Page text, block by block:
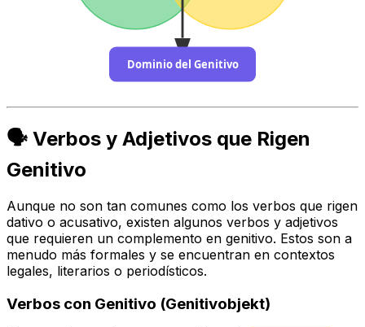
Dominio del Genitivo
🗣️ Verbos y Adjetivos que Rigen
Genitivo
Aunque no son tan comunes como los verbos que rigen
dativo o acusativo, existen algunos verbos y adjetivos
que requieren un complemento en genitivo. Estos son a
menudo más formales y se encuentran en contextos
legales, literarios o periodísticos.
Verbos con Genitivo (Genitivobjekt)